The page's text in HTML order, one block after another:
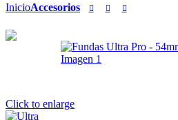
InicioAccesorios
Click to enlarge